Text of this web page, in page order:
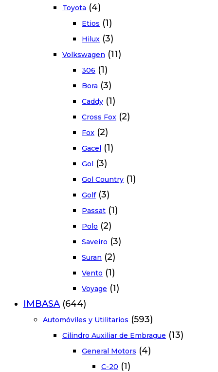
Toyota (4)
Etios (1)
Hilux (3)
Volkswagen (11)
306 (1)
Bora (3)
Caddy (1)
Cross Fox (2)
Fox (2)
Gacel (1)
Gol (3)
Gol Country (1)
Golf (3)
Passat (1)
Polo (2)
Saveiro (3)
Suran (2)
Vento (1)
Voyage (1)
IMBASA (644)
Automóviles y Utilitarios (593)
Cilindro Auxiliar de Embrague (13)
General Motors (4)
C-20 (1)